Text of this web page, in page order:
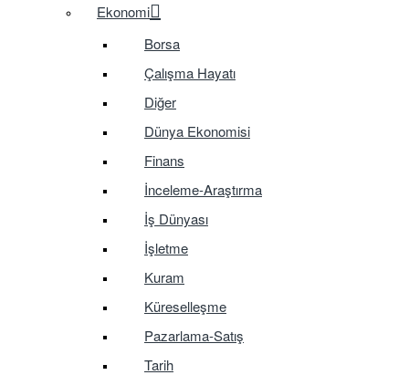
Ekonomi
Borsa
Çalışma Hayatı
Diğer
Dünya Ekonomisi
Finans
İnceleme-Araştırma
İş Dünyası
İşletme
Kuram
Küreselleşme
Pazarlama-Satış
Tarih